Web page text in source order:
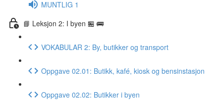
MUNTLIG 1
📘 Leksjon 2: I byen 🏪 🚌
VOKABULAR 2: By, butikker og transport
Oppgave 02.01: Butikk, kafé, kiosk og bensinstasjon
Oppgave 02.02: Butikker i byen